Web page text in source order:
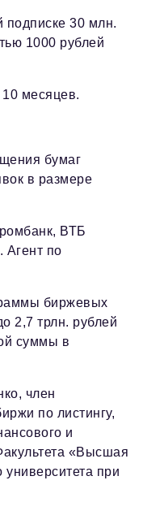
подписке 30 млн.
1000 рублей
месяцев.
бумаг
в размере
ВТБ
Агент по
биржевых
2,7 трлн. рублей
суммы в
член
по листингу,
и
«Высшая
при